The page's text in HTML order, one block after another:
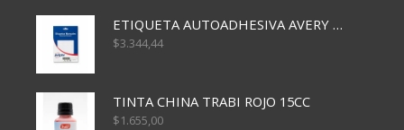
ETIQUETA AUTOADHESIVA AVERY 3026 30H 20 X 70
$3.344,44
TINTA CHINA TRABI ROJO 15CC
$1.655,00